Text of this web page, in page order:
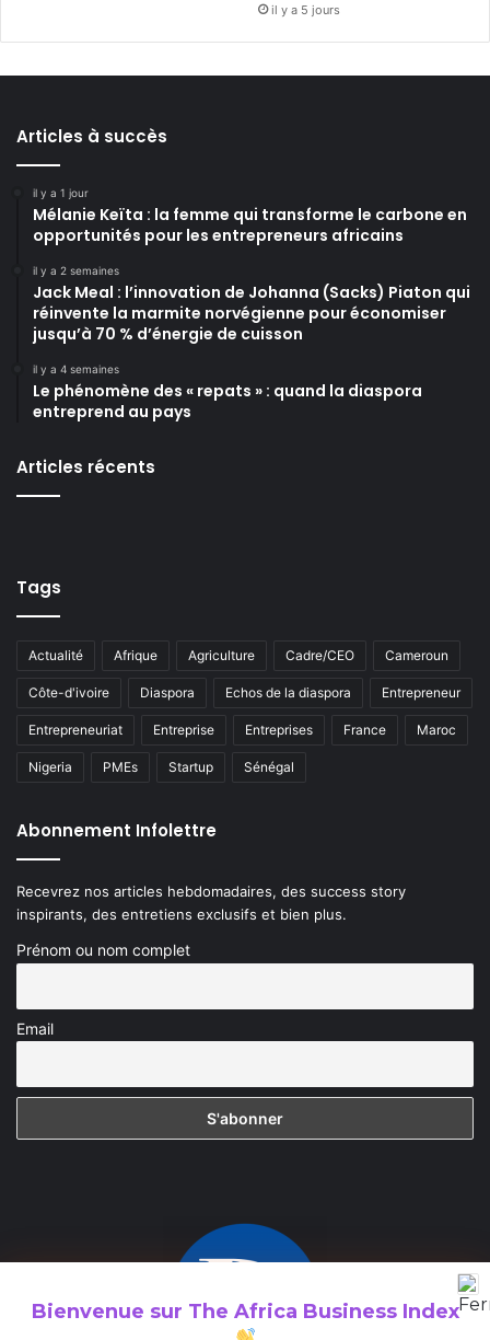
il y a 5 jours
Articles à succès
il y a 1 jour
Mélanie Keïta : la femme qui transforme le carbone en
opportunités pour les entrepreneurs africains
il y a 2 semaines
Jack Meal : l’innovation de Johanna (Sacks) Piaton qui
réinvente la marmite norvégienne pour économiser
jusqu’à 70 % d’énergie de cuisson
il y a 4 semaines
Le phénomène des « repats » : quand la diaspora
entreprend au pays
Articles récents
Tags
Actualité Afrique Agriculture Cadre/CEO Cameroun
Côte-d'ivoire Diaspora Echos de la diaspora Entrepreneur
Entrepreneuriat Entreprise Entreprises France Maroc
Nigeria PMEs Startup Sénégal
Abonnement Infolettre
Recevrez nos articles hebdomadaires, des success story
inspirants, des entretiens exclusifs et bien plus.
Prénom ou nom complet
Email
Bienvenue sur The Africa Business Index